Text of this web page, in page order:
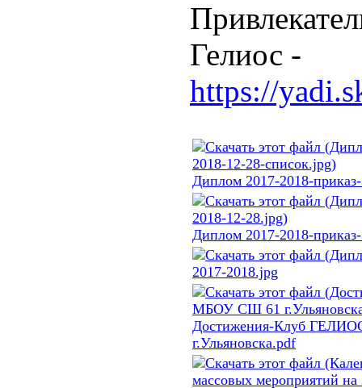
Гелиос -
https://
Диплом 2017-2018-
Диплом 2017-2018-
2017-2018.jpg
Достижения-Клуб
г.Ульяновска.pdf